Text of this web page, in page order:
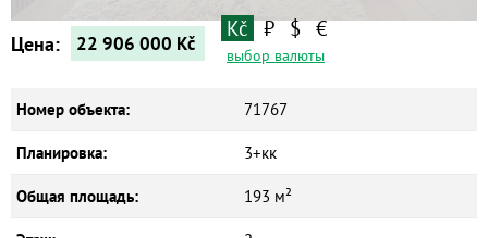
Цена: 22 906 000 Kč
Kč ₽ $ €
выбор валюты
Номер объекта: 71767
Планировка: 3+кк
Общая площадь: 193 м²